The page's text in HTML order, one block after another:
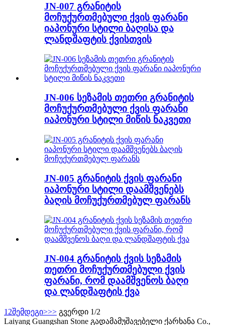
JN-007 გრანიტის
მოჩუქურთმებული ქვის ფარანი
იაპონური სტილი ბაღისა და
ლანდშაფტის ქვისთვის
JN-006 სეზამის თეთრი გრანიტის
მოჩუქურთმებული ქვის ფარანი
იაპონური სტილი მიწის ნაკვეთი
JN-005 გრანიტის ქვის ფარანი
იაპონური სტილი დაამშვენებს
ბაღის მოჩუქურთმებულ ფარანს
JN-004 გრანიტის ქვის სეზამის
თეთრი მოჩუქურთმებული ქვის
ფარანი, რომ დაამშვენოს ბაღი
და ლანდშაფტის ქვა
1 2შემდეგი>>> გვერდი 1/2
Laiyang Guangshan Stone გადამამუშავებელი ქარხანა Co.,